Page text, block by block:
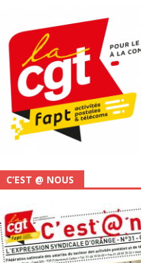
C’EST @ NOUS